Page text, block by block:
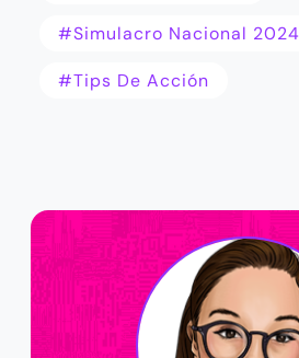
#simulacro Nacional 2024
#tips De Acción